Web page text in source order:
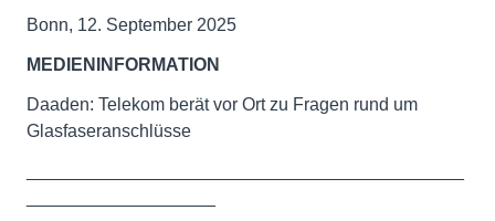
Bonn, 12. September 2025
MEDIENINFORMATION
Daaden: Telekom berät vor Ort zu Fragen rund um
Glasfaseranschlüsse